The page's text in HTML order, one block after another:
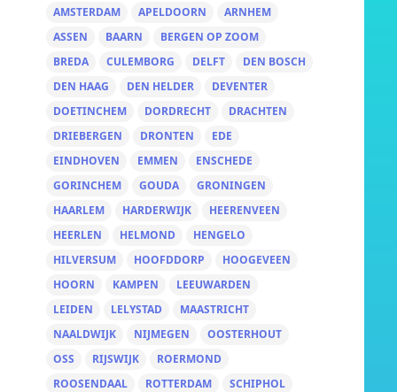
AMSTERDAM
APELDOORN
ARNHEM
ASSEN
BAARN
BERGEN OP ZOOM
BREDA
CULEMBORG DELFT
DEN BOSCH
DEN HAAG
DEN HELDER
DEVENTER
DOETINCHEM
DORDRECHT
DRACHTEN
DRIEBERGEN
DRONTEN
EDE
EINDHOVEN
EMMEN
ENSCHEDE
GORINCHEM
GOUDA
GRONINGEN
HAARLEM
HARDERWIJK
HEERENVEEN
HEERLEN
HELMOND
HENGELO
HILVERSUM
HOOFDDORP
HOOGEVEEN
HOORN
KAMPEN
LEEUWARDEN
LEIDEN
LELYSTAD
MAASTRICHT
NAALDWIJK
NIJMEGEN
OOSTERHOUT
OSS
RIJSWIJK
ROERMOND
ROOSENDAAL
ROTTERDAM
SCHIPHOL